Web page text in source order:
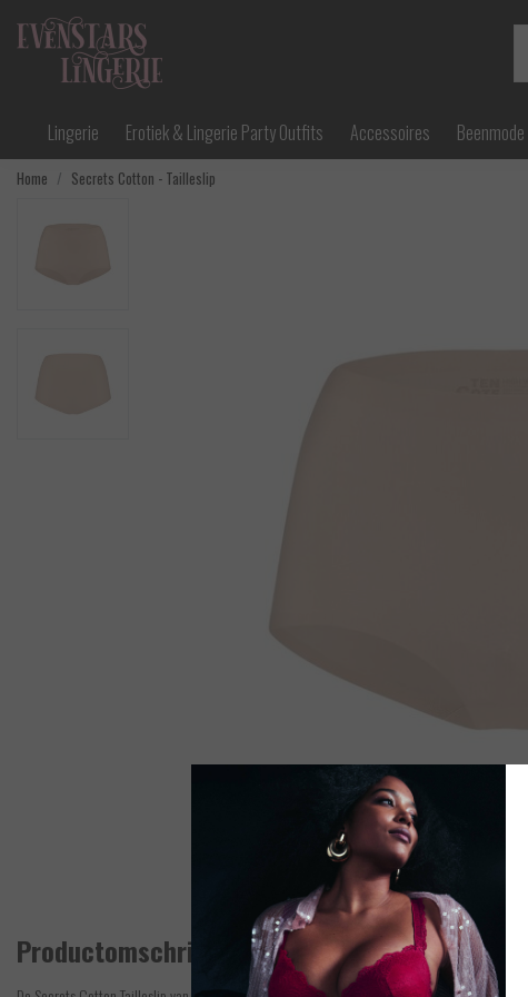
Lingerie Erotiek & Lingerie Party Outfits Accessoires Beenmode
Home Secrets Cotton - Tailleslip
Productomschrijving